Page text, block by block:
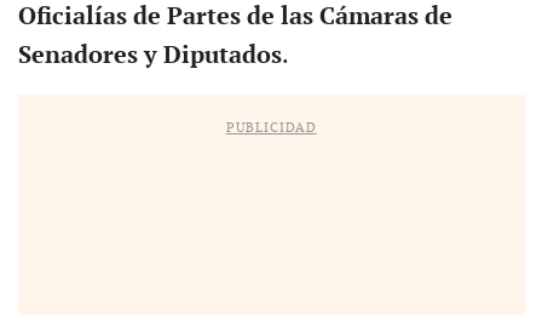
Oficialías de Partes de las Cámaras de
Senadores y Diputados.
PUBLICIDAD